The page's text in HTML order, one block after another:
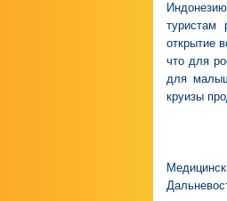
туристам
открытие
что для
для
круизы